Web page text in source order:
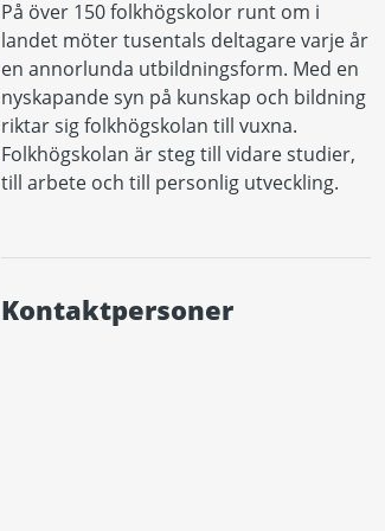
På över 150 folkhögskolor runt om i
landet möter tusentals deltagare varje år
en annorlunda utbildningsform. Med en
nyskapande syn på kunskap och bildning
riktar sig folkhögskolan till vuxna.
Folkhögskolan är steg till vidare studier,
till arbete och till personlig utveckling.
Kontaktpersoner